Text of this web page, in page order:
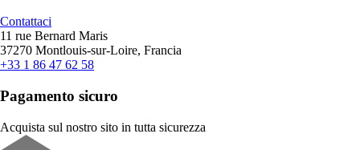
Contattaci
11 rue Bernard Maris
37270 Montlouis-sur-Loire, Francia
+33 1 86 47 62 58
Pagamento sicuro
Acquista sul nostro sito in tutta sicurezza